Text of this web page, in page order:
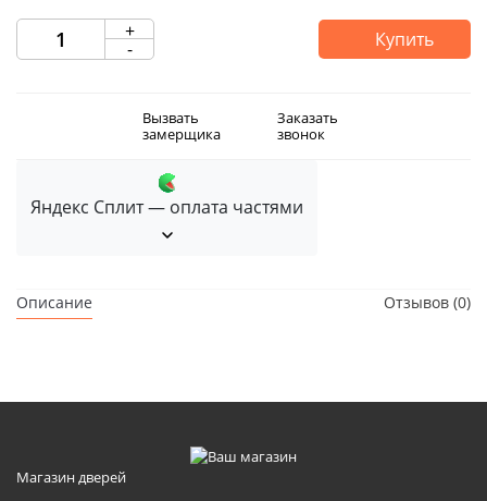
+
- Купить
Вызвать
замерщика
Заказать
звонок
Яндекс Сплит — оплата частями
Описание Отзывов (0)
Магазин дверей